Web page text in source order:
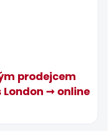
prodejcem
London ➞ online